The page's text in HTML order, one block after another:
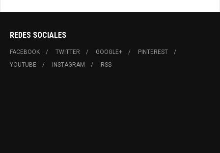
REDES SOCIALES
FACEBOOK TWITTER GOOGLE+
PINTEREST
YOUTUBE
INSTAGRAM RSS